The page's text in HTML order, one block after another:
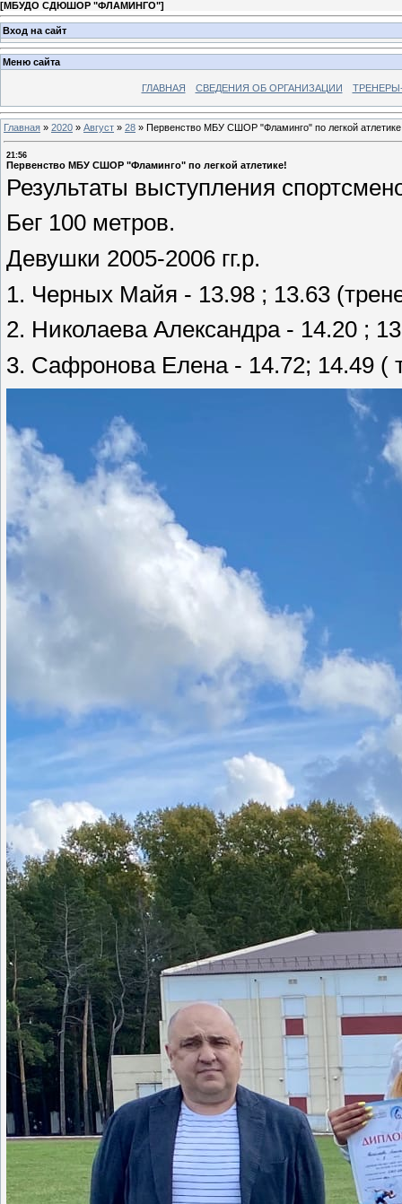
[МБУДО СДЮШОР "ФЛАМИНГО"]
Вход на сайт
Меню сайта
ГЛАВНАЯ СВЕДЕНИЯ ОБ ОРГАНИЗАЦИИ
Главная » 2020 » Август » 28 » Первенство МБУ СШОР "Фламинго" по легкой
21:56
Первенство МБУ СШОР "Фламинго" по легкой атлетике!
Результаты выступления
Бег 100 метров.
Девушки 2005-2006 гг.р.
1. Черных Майя - 13.98 ; 13.63
2. Николаева Александра - 14.20 ;
3. Сафронова Елена - 14.72; 14.49 (